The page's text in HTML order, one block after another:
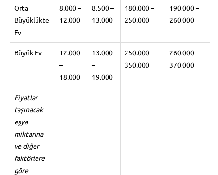
Orta
Büyüklükte
Ev
8.000 –
12.000
8.500 –
13.000
180.000 –
250.000
190.000 –
260.000
Büyük Ev
12.000
–
18.000
13.000
–
19.000
250.000 –
350.000
260.000 –
370.000
Fiyatlar
taşınacak
eşya
miktarına
ve diğer
faktörlere
göre